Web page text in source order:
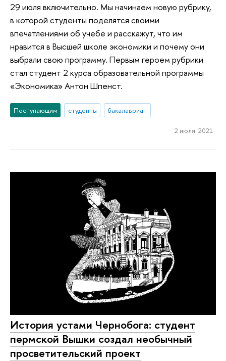
29 июля включительно. Мы начинаем новую рубрику,
в которой студенты поделятся своими
впечатлениями об учебе и расскажут, что им
нравится в Высшей школе экономики и почему они
выбрали свою программу. Первым героем рубрики
стал студент 2 курса образовательной программы
«Экономика» Антон Шпенст.
Поступающим студенты бакалавриат
2 июля 2021
История устами Чернобога: студент
пермской Вышки создал необычный
просветительский проект